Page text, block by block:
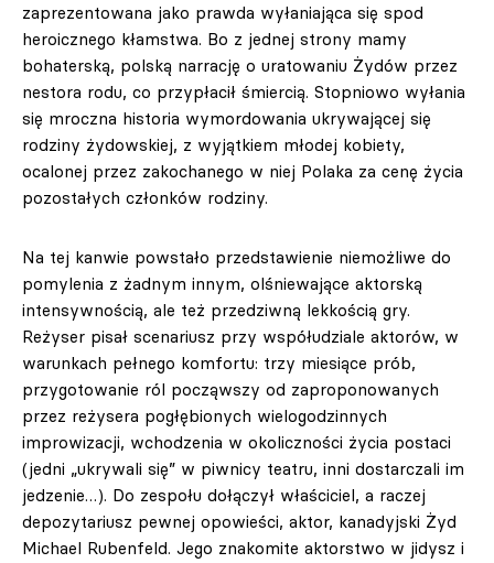
zaprezentowana jako prawda wyłaniająca się spod
heroicznego kłamstwa. Bo z jednej strony mamy
bohaterską, polską narrację o uratowaniu Żydów przez
nestora rodu, co przypłacił śmiercią. Stopniowo wyłania
się mroczna historia wymordowania ukrywającej się
rodziny żydowskiej, z wyjątkiem młodej kobiety,
ocalonej przez zakochanego w niej Polaka za cenę życia
pozostałych członków rodziny.
Na tej kanwie powstało przedstawienie niemożliwe do
pomylenia z żadnym innym, olśniewające aktorską
intensywnością, ale też przedziwną lekkością gry.
Reżyser pisał scenariusz przy współudziale aktorów, w
warunkach pełnego komfortu: trzy miesiące prób,
przygotowanie ról począwszy od zaproponowanych
przez reżysera pogłębionych wielogodzinnych
improwizacji, wchodzenia w okoliczności życia postaci
(jedni „ukrywali się” w piwnicy teatru, inni dostarczali im
jedzenie…). Do zespołu dołączył właściciel, a raczej
depozytariusz pewnej opowieści, aktor, kanadyjski Żyd
Michael Rubenfeld. Jego znakomite aktorstwo w jidysz i